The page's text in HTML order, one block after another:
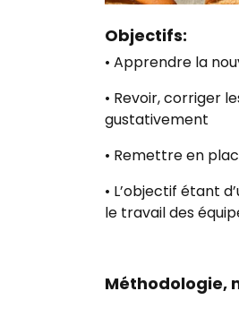
Objectifs:
• Apprendre la
• Revoir, corriger
gustativement
• Remettre en
• L’objectif étant
le travail des
Méthodologie,